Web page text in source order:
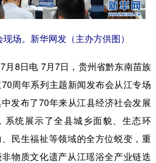
天津 河北 山西
吉林 上海 江苏
安徽 福建 江西
河南 湖北 湖南
广西 海南 重庆
场。新华网发（主办方供图）
8日电 7月7日，贵州省黔东南苗族
周年系列主题新闻发布会从江专场
发布了70年来从江县经济社会发展
系统展示了全县城乡面貌、生态环
民生福祉等领域的全方位蜕变，重
物质文化遗产从江瑶浴全产业链迭